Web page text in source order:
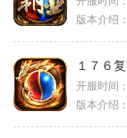
版本介绍：
１７６
开服时间：
版本介绍：